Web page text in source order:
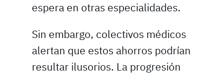
espera en otras especialidades.
Sin embargo, colectivos médicos
alertan que estos ahorros podrían
resultar ilusorios. La progresión